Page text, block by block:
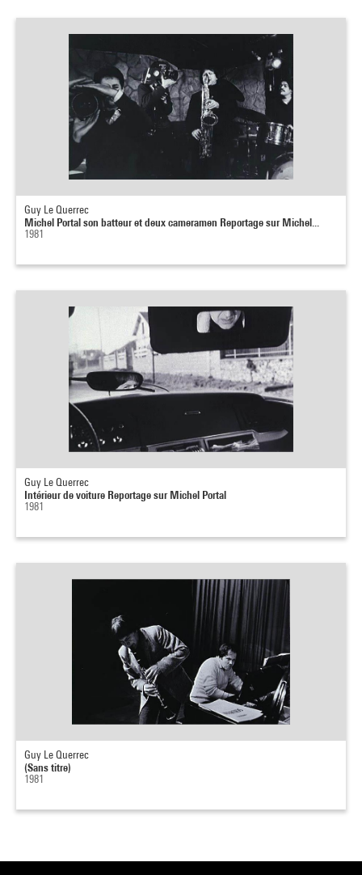
Guy Le Querrec
Michel Portal son batteur et deux cameramen Reportage sur Michel...
1981
Guy Le Querrec
Intérieur de voiture Reportage sur Michel Portal
1981
Guy Le Querrec
(Sans titre)
1981